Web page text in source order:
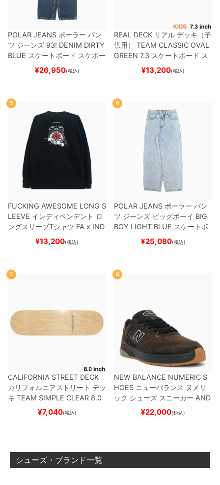
POLAR JEANS ポーラー パン
ツ ジーンズ 93! DENIM DIRTY
BLUE スケートボード スケボー
¥26,950(税込)
REAL DECK リアル デッキ（子
供用）
TEAM CLASSIC OVAL
GREEN 7.3 スケートボード ス
¥13,200(税込)
5
FUCKING AWESOME LONG S
LEEVE インディペンデント ロ
ングスリーブTシャツ FA x IND
EPENDENTHOSTAGE
スケートボード スケボー
¥13,200(税込)
6
POLAR JEANS ポーラー パン
ツ ジーンズ ビッグボーイ BIG
BOY LIGHT BLUE スケートボ
ード スケボー
¥25,080(税込)
7
CALIFORNIA STREET DECK
カリフォルニアストリート デッ
キ TEAM SIMPLE CLEAR 8.0
ブランク（DSM）
ード スケボー
¥7,040(税込)
8
NEW BALANCE NUMERIC S
HOES ニューバランス ヌメリ
ック シューズ スニーカー AND
REW REYNOLDS 933
BROWN/BLACK
スケート
¥22,000(税込)
シューズ・ブランド一覧